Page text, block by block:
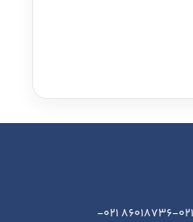
تلفن : 021-86018760 021-86018741 021-86018736 021-